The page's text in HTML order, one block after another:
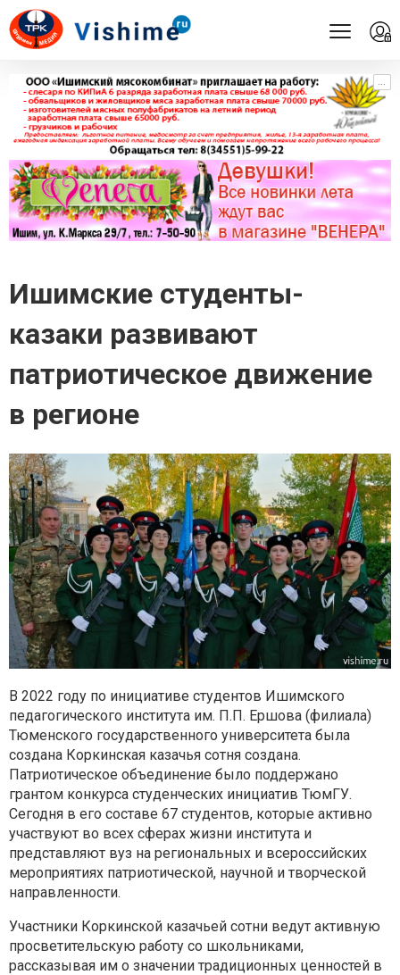
...
...
Ишимские студенты-
казаки развивают
патриотическое движение
в регионе
В 2022 году по инициативе студентов Ишимского
педагогического института им. П.П. Ершова (филиала)
Тюменского государственного университета была
создана Коркинская казачья сотня создана.
Патриотическое объединение было поддержано
грантом конкурса студенческих инициатив ТюмГУ.
Сегодня в его составе 67 студентов, которые активно
участвуют во всех сферах жизни института и
представляют вуз на региональных и всероссийских
мероприятиях патриотической, научной и творческой
направленности.
Участники Коркинской казачьей сотни ведут активную
просветительскую работу со школьниками,
рассказывая им о значении традиционных ценностей в